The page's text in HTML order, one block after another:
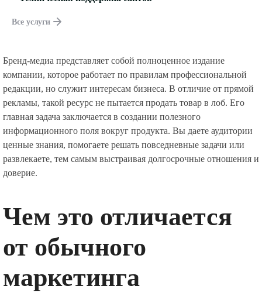
Все услуги
Бренд-медиа представляет собой полноценное издание
компании, которое работает по правилам профессиональной
редакции, но служит интересам бизнеса. В отличие от прямой
рекламы, такой ресурс не пытается продать товар в лоб. Его
главная задача заключается в создании полезного
информационного поля вокруг продукта. Вы даете аудитории
ценные знания, помогаете решать повседневные задачи или
развлекаете, тем самым выстраивая долгосрочные отношения и
доверие.
Чем это отличается
от обычного
маркетинга